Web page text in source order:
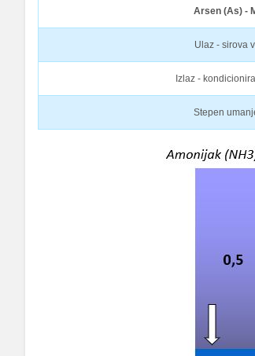
Arsen (As) -
Ulaz - sirova
Izlaz -
Stepen